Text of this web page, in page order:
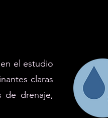
el estudio
claras
de drenaje,